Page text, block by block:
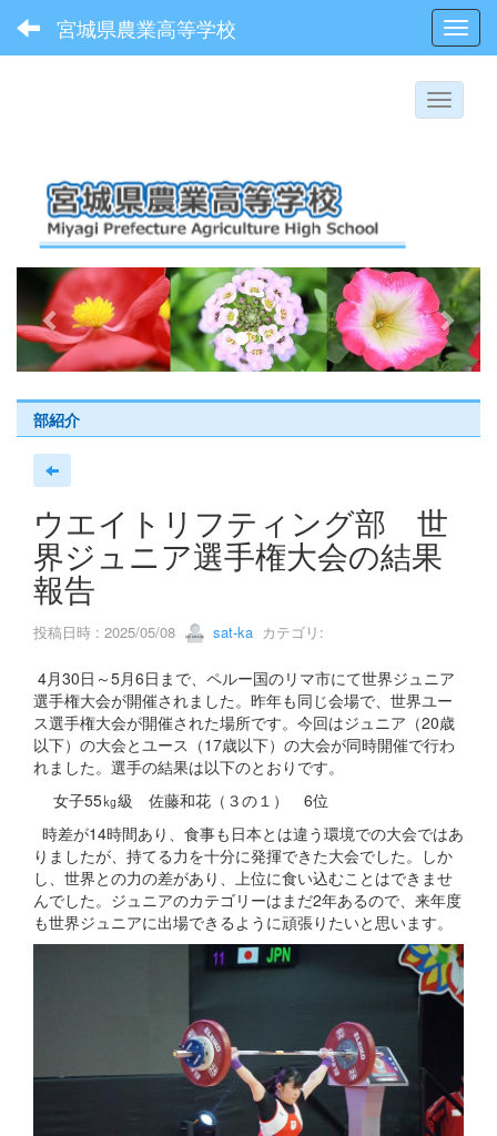
宮城県農業高等学校
p
r
e
v
i
o
u
n
e
x
t
部紹介
ウエイトリフティング部 世
界ジュニア選手権大会の結果
報告
投稿日時 : 2025/05/08 sat-ka カテゴリ:
4月30日～5月6日まで、ペルー国のリマ市にて世界ジュニア
選手権大会が開催されました。昨年も同じ会場で、世界ユー
ス選手権大会が開催された場所です。今回はジュニア（20歳
以下）の大会とユース（17歳以下）の大会が同時開催で行わ
れました。選手の結果は以下のとおりです。
女子55㎏級 佐藤和花（３の１） 6位
時差が14時間あり、食事も日本とは違う環境での大会ではあ
りましたが、持てる力を十分に発揮できた大会でした。しか
し、世界との力の差があり、上位に食い込むことはできませ
んでした。ジュニアのカテゴリーはまだ2年あるので、来年度
も世界ジュニアに出場できるように頑張りたいと思います。